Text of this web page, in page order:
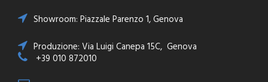
Showroom: Piazzale Parenzo 1, Genova
Produzione: Via Luigi Canepa 15C, Genova
+39 010 872010